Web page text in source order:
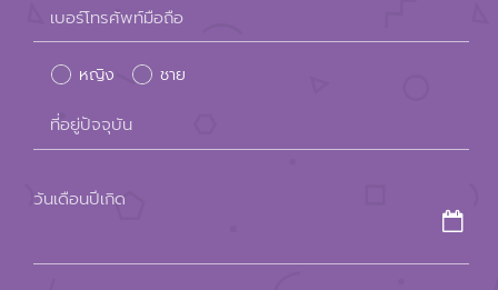
leave
this
field
empty.
เบอร์โทรศัพท์มือถือ
หญิง ชาย
ที่อยู่ปัจจุบัน
วันเดือนปีเกิด